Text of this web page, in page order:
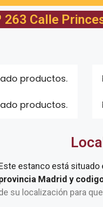
Calle
productos.
productos.
estanco está situado
Madrid y
su localización para